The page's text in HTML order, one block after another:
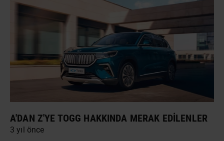
A'DAN Z'YE TOGG HAKKINDA MERAK EDILENLER
3 yıl önce